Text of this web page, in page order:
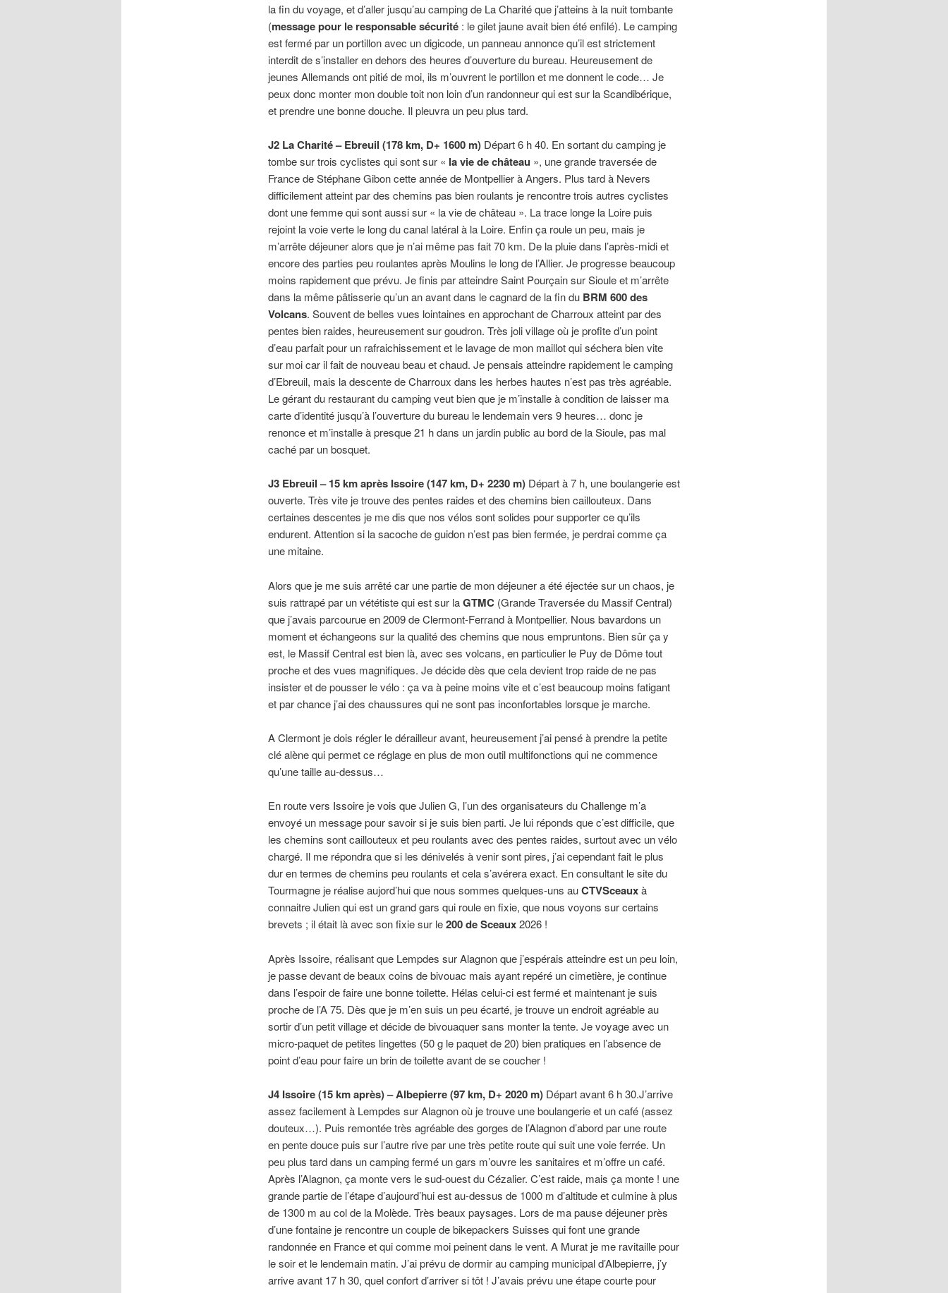
la fin du voyage, et d’aller jusqu’au camping de La Charité que j’atteins à la nuit tombante
(message pour le responsable sécurité: le gilet jaune avait bien été enfilé). Le camping
est fermé par un portillon avec un digicode, un panneau annonce qu’il est strictement
interdit de s’installer en dehors des heures d’ouverture du bureau. Heureusement de
jeunes Allemands ont pitié de moi, ils m’ouvrent le portillon et me donnent le code… Je
peux donc monter mon double toit non loin d’un randonneur qui est sur la Scandibérique,
et prendre une bonne douche. Il pleuvra un peu plus tard.
J2 La Charité – Ebreuil (178 km, D+ 1600 m) Départ 6 h 40. En sortant du camping je
tombe sur trois cyclistes qui sont sur « la vie de château », une grande traversée de
France de Stéphane Gibon cette année de Montpellier à Angers. Plus tard à Nevers
difficilement atteint par des chemins pas bien roulants je rencontre trois autres cyclistes
dont une femme qui sont aussi sur « la vie de château ». La trace longe la Loire puis
rejoint la voie verte le long du canal latéral à la Loire. Enfin ça roule un peu, mais je
m’arrête déjeuner alors que je n’ai même pas fait 70 km. De la pluie dans l’après-midi et
encore des parties peu roulantes après Moulins le long de l’Allier. Je progresse beaucoup
moins rapidement que prévu. Je finis par atteindre Saint Pourçain sur Sioule et m’arrête
dans la même pâtisserie qu’un an avant dans le cagnard de la fin du BRM 600 des
Volcans. Souvent de belles vues lointaines en approchant de Charroux atteint par des
pentes bien raides, heureusement sur goudron. Très joli village où je profite d’un point
d’eau parfait pour un rafraichissement et le lavage de mon maillot qui séchera bien vite
sur moi car il fait de nouveau beau et chaud. Je pensais atteindre rapidement le camping
d’Ebreuil, mais la descente de Charroux dans les herbes hautes n’est pas très agréable.
Le gérant du restaurant du camping veut bien que je m’installe à condition de laisser ma
carte d’identité jusqu’à l’ouverture du bureau le lendemain vers 9 heures… donc je
renonce et m’installe à presque 21 h dans un jardin public au bord de la Sioule, pas mal
caché par un bosquet.
J3 Ebreuil – 15 km après Issoire (147 km, D+ 2230 m)Départ à 7 h, une boulangerie est
ouverte. Très vite je trouve des pentes raides et des chemins bien caillouteux. Dans
certaines descentes je me dis que nos vélos sont solides pour supporter ce qu’ils
endurent. Attention si la sacoche de guidon n’est pas bien fermée, je perdrai comme ça
une mitaine.
Alors que je me suis arrêté car une partie de mon déjeuner a été éjectée sur un chaos, je
suis rattrapé par un vététiste qui est sur laGTMC(Grande Traversée du Massif Central)
que j’avais parcourue en 2009 de Clermont-Ferrand à Montpellier. Nous bavardons un
moment et échangeons sur la qualité des chemins que nous empruntons. Bien sûr ça y
est, le Massif Central est bien là, avec ses volcans, en particulier le Puy de Dôme tout
proche et des vues magnifiques. Je décide dès que cela devient trop raide de ne pas
insister et de pousser le vélo : ça va à peine moins vite et c’est beaucoup moins fatigant
et par chance j’ai des chaussures qui ne sont pas inconfortables lorsque je marche.
A Clermont je dois régler le dérailleur avant, heureusement j’ai pensé à prendre la petite
clé alène qui permet ce réglage en plus de mon outil multifonctions qui ne commence
qu’une taille au-dessus…
En route vers Issoire je vois que Julien G, l’un des organisateurs du Challenge m’a
envoyé un message pour savoir si je suis bien parti. Je lui réponds que c’est difficile, que
les chemins sont caillouteux et peu roulants avec des pentes raides, surtout avec un vélo
chargé. Il me répondra que si les dénivelés à venir sont pires, j’ai cependant fait le plus
dur en termes de chemins peu roulants et cela s’avérera exact. En consultant le site du
Tourmagne je réalise aujord’hui que nous sommes quelques-uns auCTVSceauxà
connaitre Julien qui est un grand gars qui roule en fixie, que nous voyons sur certains
brevets ; il était là avec son fixie sur le200 de Sceaux2026 !
Après Issoire, réalisant que Lempdes sur Alagnon que j’espérais atteindre est un peu loin,
je passe devant de beaux coins de bivouac mais ayant repéré un cimetière, je continue
dans l’espoir de faire une bonne toilette. Hélas celui-ci est fermé et maintenant je suis
proche de l’A 75. Dès que je m’en suis un peu écarté, je trouve un endroit agréable au
sortir d’un petit village et décide de bivouaquer sans monter la tente. Je voyage avec un
micro-paquet de petites lingettes (50 g le paquet de 20) bien pratiques en l’absence de
point d’eau pour faire un brin de toilette avant de se coucher !
J4 Issoire (15 km après) – Albepierre (97 km, D+ 2020 m) Départ avant 6 h 30.J’arrive
assez facilement à Lempdes sur Alagnon où je trouve une boulangerie et un café (assez
douteux…). Puis remontée très agréable des gorges de l’Alagnon d’abord par une route
en pente douce puis sur l’autre rive par une très petite route qui suit une voie ferrée. Un
peu plus tard dans un camping fermé un gars m’ouvre les sanitaires et m’offre un café.
Après l’Alagnon, ça monte vers le sud-ouest du Cézalier. C’est raide, mais ça monte ! une
grande partie de l’étape d’aujourd’hui est au-dessus de 1000 m d’altitude et culmine à plus
de 1300 m au col de la Molède. Très beaux paysages. Lors de ma pause déjeuner près
d’une fontaine je rencontre un couple de bikepackers Suisses qui font une grande
randonnée en France et qui comme moi peinent dans le vent. A Murat je me ravitaille pour
le soir et le lendemain matin. J’ai prévu de dormir au camping municipal d’Albepierre, j’y
arrive avant 17 h 30, quel confort d’arriver si tôt ! J’avais prévu une étape courte pour